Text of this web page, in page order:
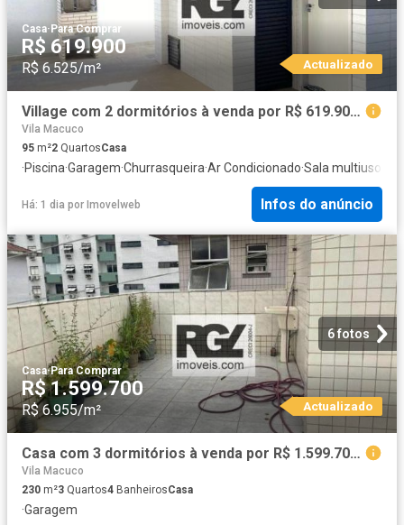
Casa·Para Comprar
R$ 619.900
R$ 6.525/m² Actualizado
Village com 2 dormitórios à venda por R$ 619.900,00 Macuco Santos/SP
Vila Macuco
95 m²2 QuartosCasa
·Piscina·Garagem·Churrasqueira·Ar Condicionado·Sala multiuso
Há: 1 dia por Imovelweb Infos do anúncio
6 fotos
Casa·Para Comprar
R$ 1.599.700
R$ 6.955/m² Actualizado
Casa com 3 dormitórios à venda por R$ 1.599.700,00 Aparecida Santos/SP
Vila Macuco
230 m²3 Quartos4 BanheirosCasa
·Garagem